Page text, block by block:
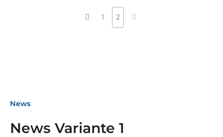
1 2
News
News Variante 1